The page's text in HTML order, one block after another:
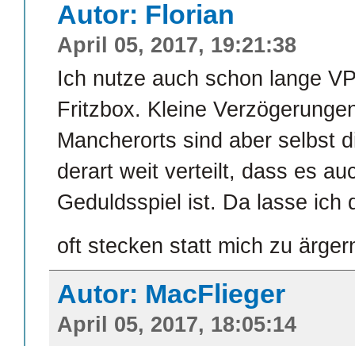
Autor: Florian
April 05, 2017, 19:21:38
Ich nutze auch schon lange
Fritzbox. Kleine
Mancherorts sind aber selbst
derart weit verteilt, dass es
Geduldsspiel ist. Da lasse ich
oft stecken statt mich zu
Autor: MacFlieger
April 05, 2017, 18:05:14